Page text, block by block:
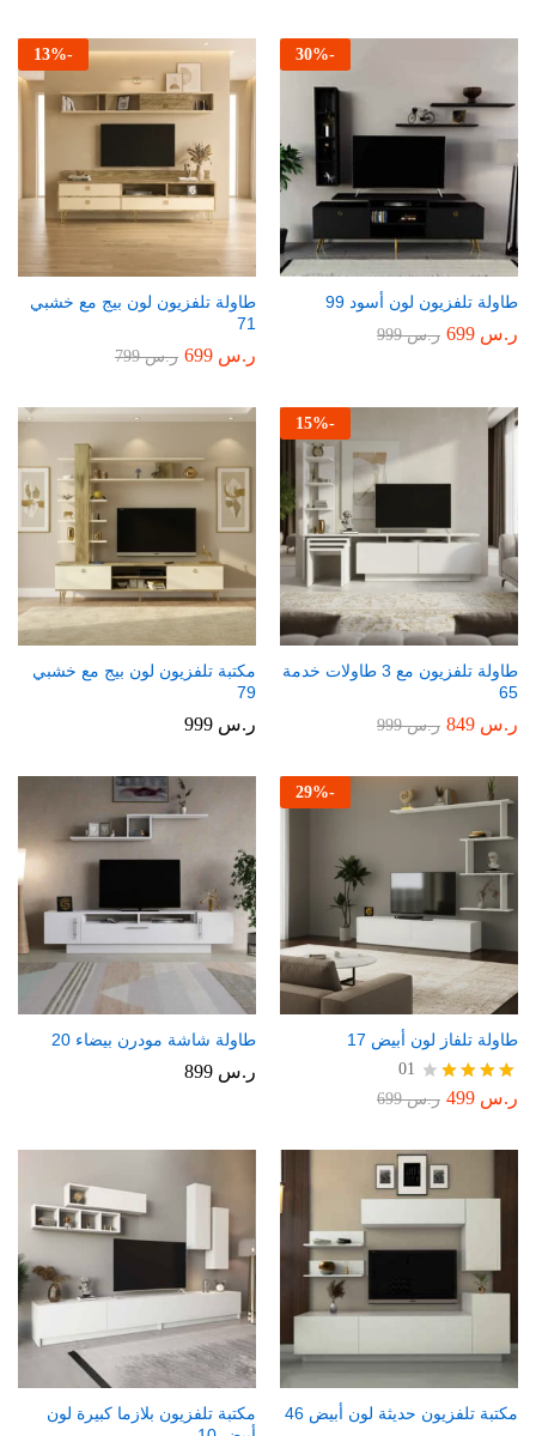
-
30%
طاولة تلفزيون لون أسود 99
ر.س ر.س999
-
13%
طاولة تلفزيون لون بيج مع خشبي
71
ر.س ر.س799
-
15%
طاولة تلفزيون مع 3 طاولات خدمة
65
ر.س ر.س999
مكتبة تلفزيون لون بيج مع خشبي
79
ر.س
-
29%
طاولة تلفاز لون أبيض 17
تم
من 5
01
ر.س ر.س699
طاولة شاشة مودرن بيضاء 20
ر.س
مكتبة تلفزيون حديثة لون أبيض 46
مكتبة تلفزيون بلازما كبيرة لون